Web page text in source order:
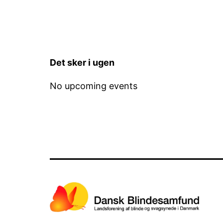
Det sker i ugen
No upcoming events